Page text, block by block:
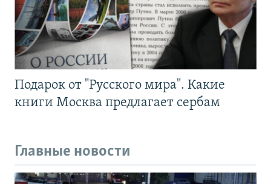
Подарок от "Русского мира". Какие
книги Москва предлагает сербам
Главные новости